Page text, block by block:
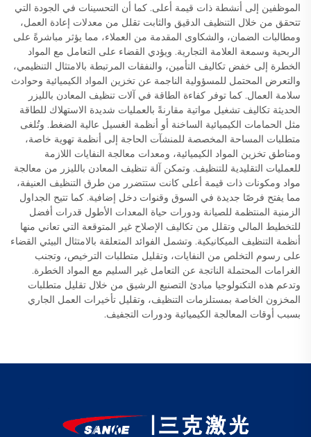
الموظفين إلى أنشطة ذات قيمة أعلى. كما أن التحسينات في الجودة التي
تتحقق من خلال التنظيف الدقيق والثابت تقلل من معدلات إعادة العمل،
ومطالبات الضمان، والشكاوى المقدمة من العملاء، مما يؤثر مباشرةً على
الربحية وسمعة العلامة التجارية. ويؤدي القضاء على التعامل مع المواد
الخطرة إلى خفض تكاليف التأمين، والنفقات المرتبطة بالامتثال التنظيمي،
والتعرض المحتمل للمسؤولية الناجمة عن تخزين المواد الكيميائية وحوادث
سلامة العمال. كما توفر كفاءة الطاقة في آلات تنظيف المعادن بالليزر
الحديثة تكاليف تشغيل مواتية مقارنةً بالعمليات شديدة الاستهلاك للطاقة
مثل الحمامات الكيميائية الساخنة أو أنظمة الغسيل عالية الضغط. وتُلغى
متطلبات المساحة المخصصة للمنشآت الحاجة إلى أنظمة تهوية خاصة،
ومناطق تخزين المواد الكيميائية، ومعدات معالجة النفايات اللازمة
للعمليات التقليدية للتنظيف. وتمكن آلة تنظيف المعادن بالليزر من معالجة
مواد ومكونات ذات قيمة أعلى كانت ستتضرر من طرق التنظيف العنيفة،
مما يفتح فرصًا جديدة في السوق وقنوات دخل إضافية. كما تتيح الجداول
الزمنية المنتظمة للصيانة ودورات حياة المعدات الأطول قدرات أفضل
للتخطيط المالي وتقلل من تكاليف الإصلاح غير المتوقعة التي تعاني منها
أنظمة التنظيف الميكانيكية. وتشمل الفوائد المتعلقة بالامتثال البيئي القضاء
على رسوم التخلص من النفايات، وتقليل متطلبات الترخيص، وتجنب
الغرامات المحتملة الناتجة عن التعامل غير السليم مع المواد الخطرة.
وتدعم هذه التكنولوجيا مبادئ التصنيع الرشيق من خلال تقليل متطلبات
المخزون الخاصة بمستلزمات التنظيف، وتقليل تأخيرات العمل الجاري
بسبب أوقات المعالجة الكيميائية ودورات التجفيف.